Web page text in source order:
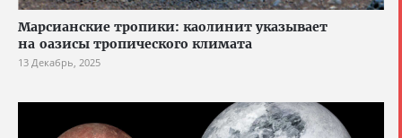
Марсианские тропики: каолинит указывает
на оазисы тропического климата
13 Декабрь, 2025